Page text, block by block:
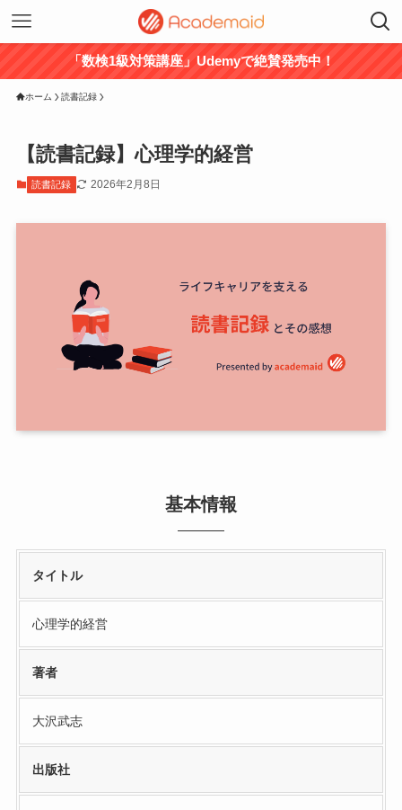
「数検1級対策講座」Udemyで絶賛発売中！
ホーム 読書記録
【読書記録】心理学的経営
読書記録 2026年2月8日
基本情報
タイトル
心理学的経営
著者
大沢武志
出版社